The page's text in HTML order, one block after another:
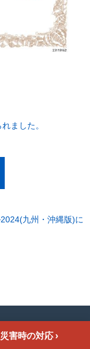
ました。
九州・沖縄版)に
害時の対応 ›